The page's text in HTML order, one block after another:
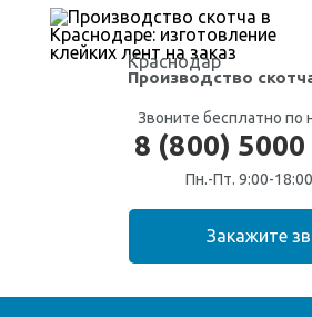
Краснодар
Производство
Звоните бесплатно по
8 (800) 5000
Пн.-Пт. 9:00-18:00